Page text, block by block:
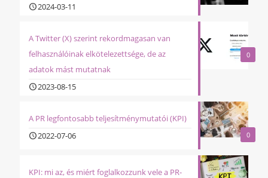
2024-03-11
0
A Twitter (X) szerint rekordmagasan van
felhasználóinak elkötelezettsége, de az
adatok mást mutatnak
2023-08-15
0
A PR legfontosabb teljesítménymutatói (KPI)
2022-07-06
KPI: mi az, és miért foglalkozzunk vele a PR-